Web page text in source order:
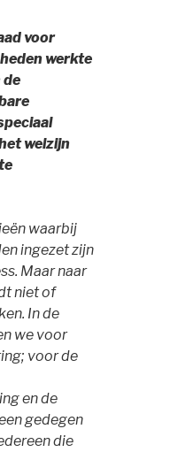
voor
werkte
de
welzijn
waarbij
ingezet zijn
Maar naar
niet of
In de
we voor
voor de
en de
gedegen
die